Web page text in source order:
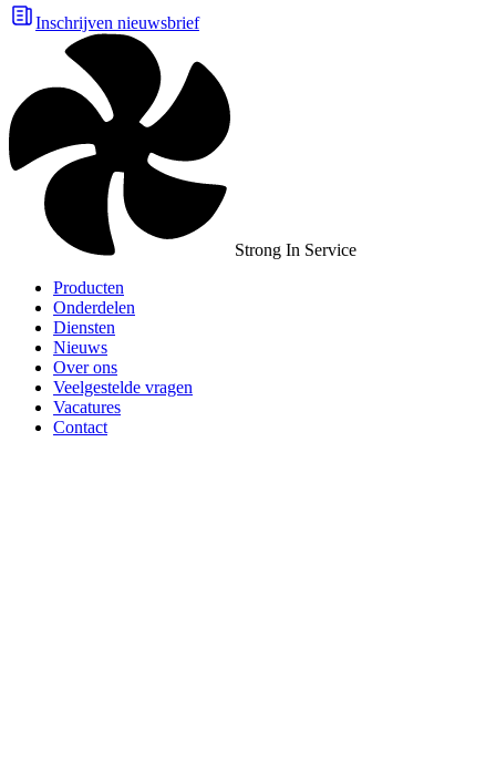
Inschrijven nieuwsbrief
Strong In Service
Producten
Onderdelen
Diensten
Nieuws
Over ons
Veelgestelde vragen
Vacatures
Contact